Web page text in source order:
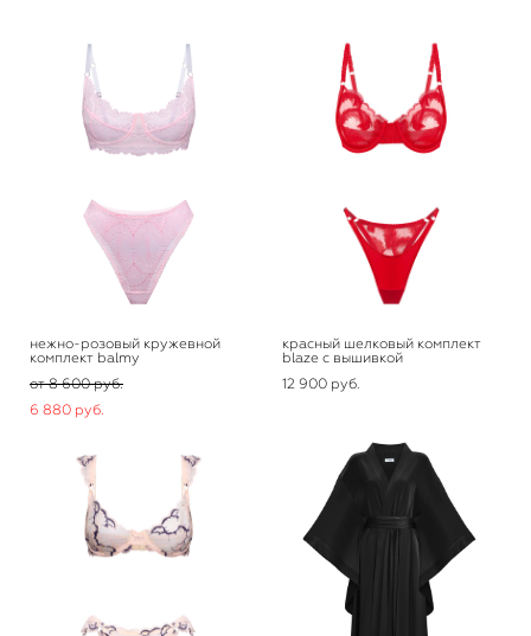
нежно-розовый кружевной
комплект balmy
от 8 600 pуб.
6 880 pуб.
красный шелковый комплект
blaze с вышивкой
12 900 pуб.